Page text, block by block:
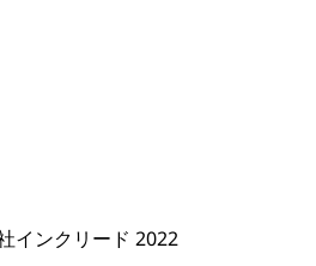
インクリード 2022